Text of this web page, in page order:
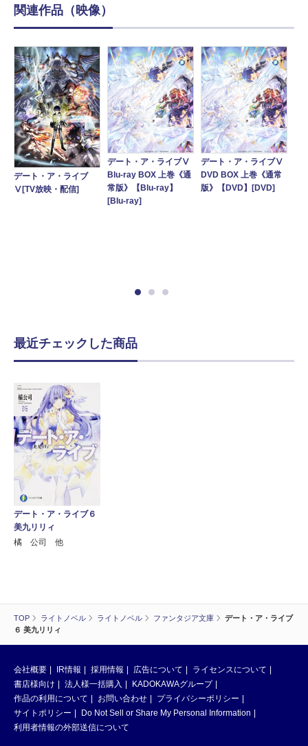
TOP ライトノベル ライトノベル ファンタジア文庫
デート・ア・ライブ
６ 美九リリィ
関連作品（映像）
デート・ア・ライブ
Ⅴ[TV放映・配信]
デート・ア・ライブⅤ
Blu-ray BOX 上巻《通
常版》【Blu-ray】
[Blu-ray]
デート・ア・ライブⅤ
DVD BOX 上巻《通常
版》【DVD】[DVD]
最近チェックした商品
デート・ア・ライブ６
美九リリィ
橘 公司 他
会社概要 IR情報 採用情報 広告について
ライセンスについて
書店様向け
法人様一括購入
KADOKAWAグループ
作品の利用について
お問い合わせ
プライバシーポリシー
サイトポリシー
Do Not Sell or Share My Personal Information
利用者情報の外部送信について